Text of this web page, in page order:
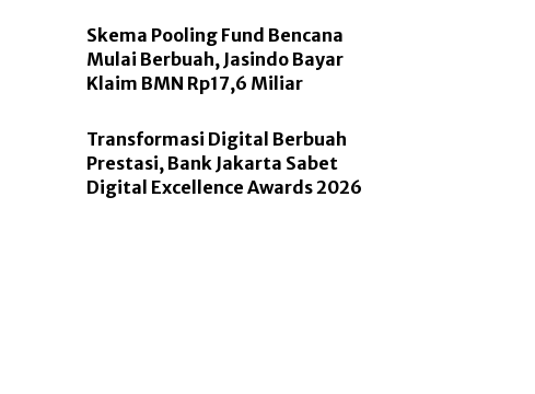
Skema Pooling Fund Bencana
Mulai Berbuah, Jasindo Bayar
Klaim BMN Rp17,6 Miliar
Transformasi Digital Berbuah
Prestasi, Bank Jakarta Sabet
Digital Excellence Awards 2026